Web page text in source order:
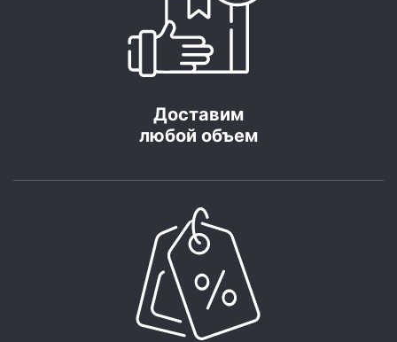
Доставим
любой объем